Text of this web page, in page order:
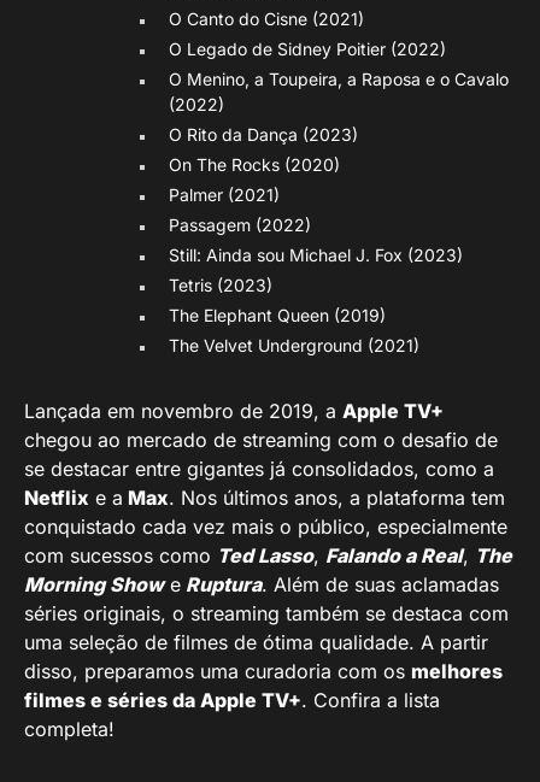
O Canto do Cisne (2021)
O Legado de Sidney Poitier (2022)
O Menino, a Toupeira, a Raposa e o Cavalo
(2022)
O Rito da Dança (2023)
On The Rocks (2020)
Palmer (2021)
Passagem (2022)
Still: Ainda sou Michael J. Fox (2023)
Tetris (2023)
The Elephant Queen (2019)
The Velvet Underground (2021)
Lançada em novembro de 2019, a Apple TV+
chegou ao mercado de streaming com o desafio de
se destacar entre gigantes já consolidados, como a
Netflix e a Max. Nos últimos anos, a plataforma tem
conquistado cada vez mais o público, especialmente
com sucessos como Ted Lasso, Falando a Real, The
Morning Showe Ruptura. Além de suas aclamadas
séries originais, o streaming também se destaca com
uma seleção de filmes de ótima qualidade. A partir
disso, preparamos uma curadoria com os melhores
filmes e séries da Apple TV+. Confira a lista
completa!